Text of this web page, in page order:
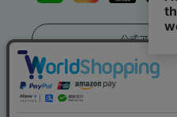
公式アプリ
送料799円（沖縄、離島を除